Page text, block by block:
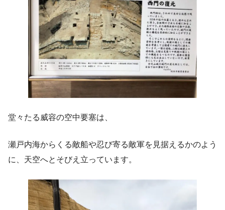
堂々たる威容の空中要塞は、
瀬戸内海からくる敵船や忍び寄る敵軍を見据えるかのよう
に、天空へとそびえ立っています。